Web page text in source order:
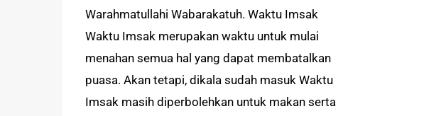
Warahmatullahi Wabarakatuh. Waktu Imsak
Waktu Imsak merupakan waktu untuk mulai
menahan semua hal yang dapat membatalkan
puasa. Akan tetapi, dikala sudah masuk Waktu
Imsak masih diperbolehkan untuk makan serta